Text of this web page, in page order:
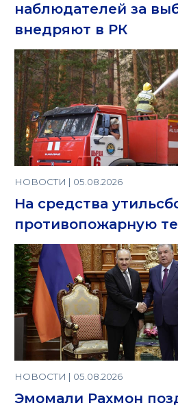
наблюдателей за
внедряют в РК
НОВОСТИ | 05.08.2026
На средства
противопожарную
НОВОСТИ | 05.08.2026
Эмомали Рахмон